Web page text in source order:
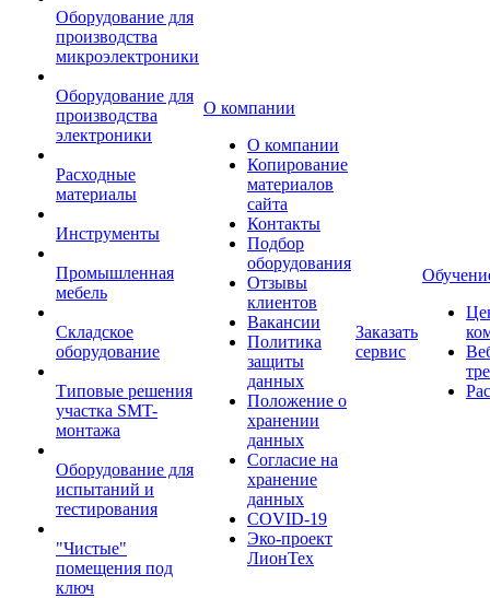
Оборудование для
производства
микроэлектроники
Оборудование для
производства
электроники
Расходные
материалы
Инструменты
Промышленная
мебель
Складское
оборудование
Типовые решения
участка SMT-
монтажа
Оборудование для
испытаний и
тестирования
"Чистые"
помещения под
ключ
О компании
О компании
Копирование
материалов
сайта
Контакты
Подбор
оборудования
Отзывы
клиентов
Вакансии
Политика
защиты
данных
Положение о
хранении
данных
Согласие на
хранение
данных
COVID-19
Эко-проект
ЛионТех
Заказать
сервис